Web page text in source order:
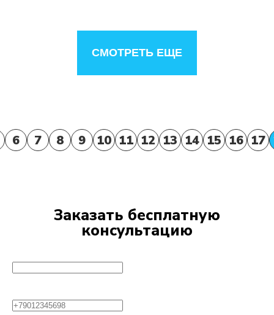
СМОТРЕТЬ ЕЩЕ
6 7 8 9 10 11 12 13 14 15 16 17
Заказать бесплатную
консультацию